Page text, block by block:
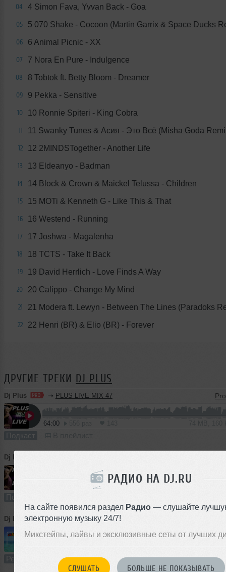
РАДИО НА DJ.RU
На сайте появился раздел Радио — слушайте
электронную музыку 24/7!
Микстейпы, лайвы и эксклюзивные сеты от лучших
СЛУШАТЬ БОЛЬШЕ НЕ ПОКАЗЫВАТЬ
04 4 Simon Fava, Yvvan Back - Goa
05 5 070 Shake - Cocoon (Martin Garrix & Space Ducks
06 6 Animal Picnic - XX
07 7 Nora En Pure - Indulgence
08 8 Tobtok ft. Betty Bloom - Dreamer
09 9 Pekka - Sensitive
10 10 Ronnie Spiteri - King Cobra
11 11 Swanky Tunes & Асия - Это Всё (Misha Goda
12 12 2MINDSTogether - Another Life
13 13 Eldeanyo - Badman
14 14 Block & Crown & Maickel Telussa - Children
15 15 MOTi & Kenneth G - Like This & That
16 16 Westend - Running
17 17 Joshwa - Magalenha
18 18 TCTS - Take It Back
19 19 David Herrlich - Love Finds A Way
20 20 Calippo - Change My Mind
21 21 Modera ft. Lewyn - Between The Lines (Paradoks
22 22 Henri (BR) & Elio (BR) - Forever
ДРУГИЕ ТРЕКИ DJ PLUS
Dj Plus ➝ PLUS LIVE MIX 47
64:00
Подкаст
Dj Plus
1178 раз 281 74 MB, 160
Подкаст
Dj Plus ➝Rossie & ATB - Last Breath 9pm (DJ.PLUS MIX )
Ремикс В плейлист